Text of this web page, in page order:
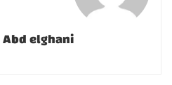
elghani